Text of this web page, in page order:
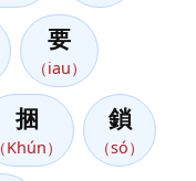
要
（iau）
捆
（Khún）
鎖
（só）